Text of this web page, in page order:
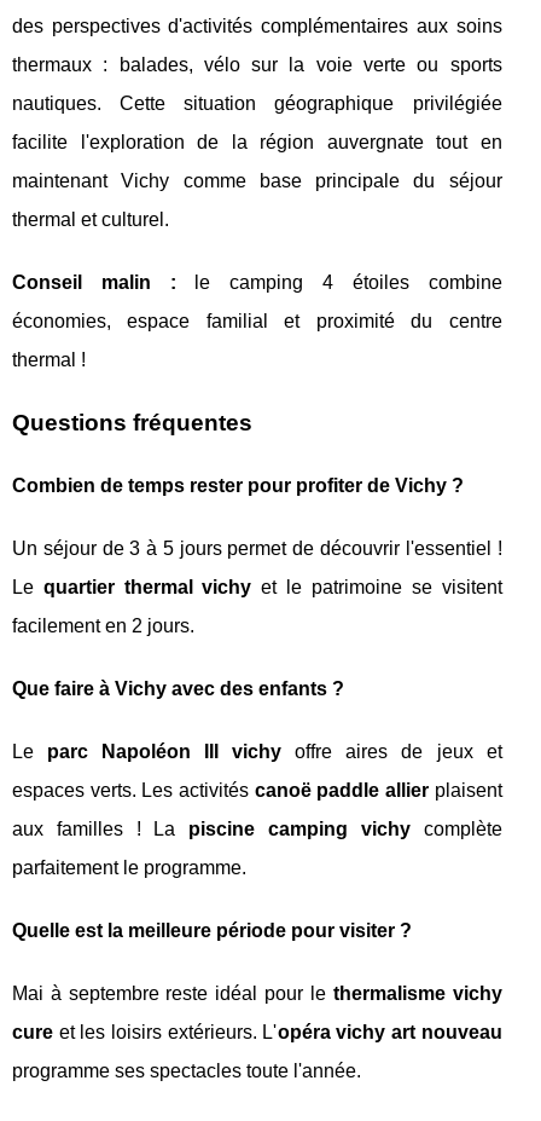
des perspectives d'activités complémentaires aux soins
thermaux : balades, vélo sur la voie verte ou sports
nautiques. Cette situation géographique privilégiée
facilite l'exploration de la région auvergnate tout en
maintenant Vichy comme base principale du séjour
thermal et culturel.
Conseil malin : le camping 4 étoiles combine
économies, espace familial et proximité du centre
thermal !
Questions fréquentes
Combien de temps rester pour profiter de Vichy ?
Un séjour de 3 à 5 jours permet de découvrir l'essentiel !
Le quartier thermal vichy et le patrimoine se visitent
facilement en 2 jours.
Que faire à Vichy avec des enfants ?
Le parc Napoléon III vichy offre aires de jeux et
espaces verts. Les activités canoë paddle allierplaisent
aux familles ! La piscine camping vichycomplète
parfaitement le programme.
Quelle est la meilleure période pour visiter ?
Mai à septembre reste idéal pour le thermalisme vichy
cure et les loisirs extérieurs. L'opéra vichy art nouveau
programme ses spectacles toute l'année.